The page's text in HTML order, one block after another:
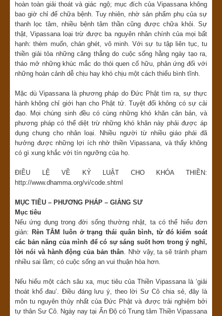
hoàn toàn giải thoát và giác ngộ; mục đích của Vipassana không
bao giờ chỉ để chữa bệnh. Tuy nhiên, nhờ sản phẩm phụ của sự
thanh lọc tâm, nhiều bệnh tâm thần cũng được chữa khỏi. Sự
thật, Vipassana loại trừ được ba nguyên nhân chính của mọi bất
hạnh: thèm muốn, chán ghét, vô minh. Với sự tu tập liên tục, tu
thiền giải tỏa những căng thẳng do cuộc sống hằng ngày tạo ra,
tháo mở những khúc mắc do thói quen cố hữu, phản ứng đối với
những hoàn cảnh dễ chịu hay khó chịu một cách thiếu bình tĩnh.
Mặc dù Vipassana là phương pháp do Đức Phật tìm ra, sự thực
hành không chỉ giới hạn cho Phật tử. Tuyệt đối không có sự cải
đạo. Mọi chúng sinh đều có cùng những khó khăn căn bản, và
phương pháp có thể diệt trừ những khó khăn này phải được áp
dụng chung cho nhân loại. Nhiều người từ nhiều giáo phái đã
hưởng được những lợi ích nhờ thiền Vipassana, và thấy không
có gì xung khắc với tín ngưỡng của họ.
ĐIỀU LỆ VỀ KỶ LUẬT CHO KHÓA THIỀN:
http://www.dhamma.org/vi/code.shtml
MỤC TIÊU – PHƯƠNG PHÁP – GIẢNG SƯ
Mục tiêu
Nếu ứng dụng trong đời sống thường nhật, ta có thể hiểu đơn
giản: Rèn TÂM luôn ở trạng thái quân bình, từ đó kiểm soát
các bản năng của mình để có sự sáng suốt hơn trong ý nghĩ,
lời nói và hành động của bản thân. Nhờ vậy, ta sẽ tránh phạm
nhiều sai lầm; có cuộc sống an vui thuận hòa hơn.
Nếu hiểu một cách sâu xa, mục tiêu của Thiền Vipassana là ‘giải
thoát khổ đau’. Điều đáng lưu ý, theo lời Sư Cô chia sẻ, đây là
môn tu nguyên thủy nhất của Đức Phật và được trải nghiệm bởi
tự thân Sư Cô. Ngày nay tại Ấn Độ có Trung tâm Thiền Vipassana